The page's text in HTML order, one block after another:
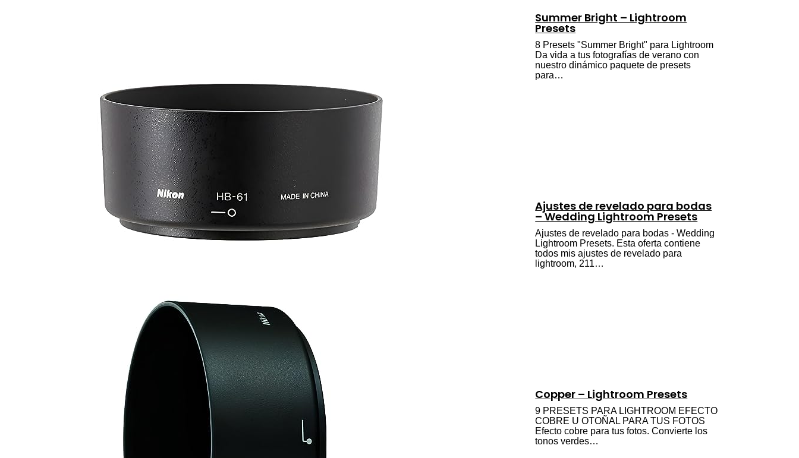
Summer Bright – Lightroom
Presets
8 Presets "Summer Bright" para Lightroom
Da vida a tus fotografías de verano con
nuestro dinámico paquete de presets
para…
Ajustes de revelado para bodas
– Wedding Lightroom Presets
Ajustes de revelado para bodas - Wedding
Lightroom Presets. Esta oferta contiene
todos mis ajustes de revelado para
lightroom, 211…
Copper – Lightroom Presets
9 PRESETS PARA LIGHTROOM EFECTO
COBRE U OTOÑAL PARA TUS FOTOS
Efecto cobre para tus fotos. Convierte los
tonos verdes…